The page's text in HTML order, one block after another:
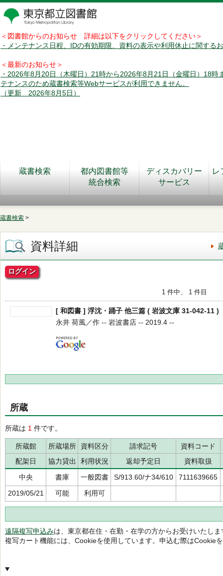
＜図書館からのお知らせ 詳細は以下をクリックしてください＞
・メンテナンス日程、IDの有効期限、資料の表示や利用休止に関する
＜最新のお知らせ＞
・2026年8月20日（木曜日）21時から2026年8月21日（金曜日）18時
テナンスのため蔵書検索等Webサービスが利用できません。
（更新 2026年8月5日）
蔵書検索
都内図書館等
統合検索
ディスカバリー
サービス
レ
蔵書検索 >
資料詳細
ログイン
1 件中、 1 件目
[ 和図書 ] 浮沈・踊子 他三篇 ( 岩波文庫 31-042-11 )
永井 荷風／作 -- 岩波書店 -- 2019.4 --
所蔵
所蔵は 1 件です。
所蔵館 所蔵場所 資料区分 請求記号 資料コード
配架日
協力貸出 利用状況 返却予定日
資料取扱
中央
書庫 一般図書 S/913.60/ナ34/610
7111639665
2019/05/21
可能 利用可
遠隔複写申込みは、東京都在住・在勤・在学の方からお受けいたしま
複写カート機能には、Cookieを使用しています。申込む際はCookie